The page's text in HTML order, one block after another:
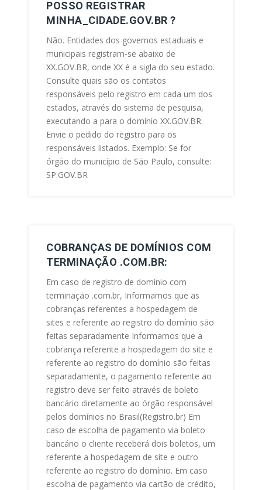
POSSO REGISTRAR
MINHA_CIDADE.GOV.BR ?
Não. Entidades dos governos estaduais e
municipais registram-se abaixo de
XX.GOV.BR, onde XX é a sigla do seu estado.
Consulte quais são os contatos
responsáveis pelo registro em cada um dos
estados, através do sistema de pesquisa,
executando a para o domínio XX.GOV.BR.
Envie o pedido do registro para os
responsáveis listados. Exemplo: Se for
órgão do município de São Paulo, consulte:
SP.GOV.BR
COBRANÇAS DE DOMÍNIOS COM
TERMINAÇÃO .COM.BR:
Em caso de registro de domínio com
terminação .com.br, Informamos que as
cobranças referentes a hospedagem de
sites e referente ao registro do domínio são
feitas separadamente Informamos que a
cobrança referente a hospedagem do site e
referente ao registro do domínio são feitas
separadamente, o pagamento referente ao
registro deve ser feito através de boleto
bancário diretamente ao órgão responsável
pelos domínios no Brasil(Registro.br) Em
caso de escolha de pagamento via boleto
bancário o cliente receberá dois boletos, um
referente a hospedagem de site e outro
referente ao registro do domínio. Em caso
escolha de pagamento via cartão de crédito,